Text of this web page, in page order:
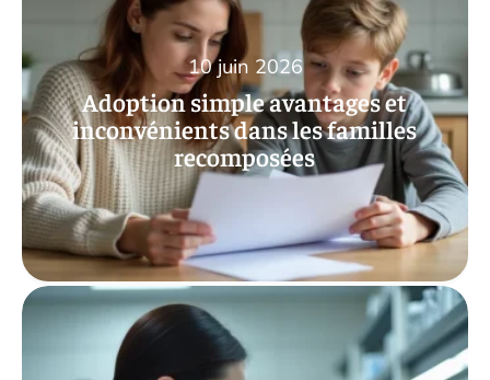
Adoption simple avantages et
inconvénients dans les familles
recomposées
10 juin 2026